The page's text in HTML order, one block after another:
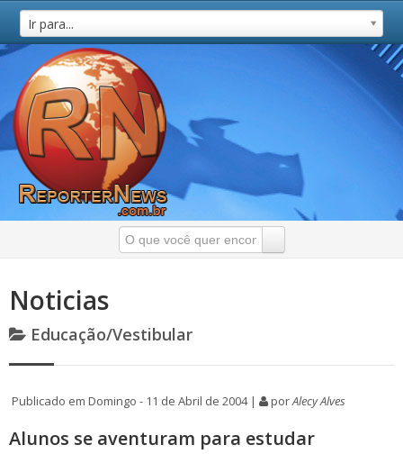
Ir para...
Noticias
Educação/Vestibular
Publicado em Domingo - 11 de Abril de 2004 | porAlecy Alves
Alunos se aventuram para estudar